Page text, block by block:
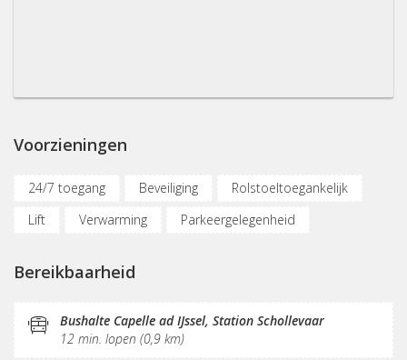
Voorzieningen
24/7 toegang Beveiliging
Rolstoeltoegankelijk
Lift
Verwarming
Parkeergelegenheid
(Flex)werkplekken
Internetmogelijkheden
Glasvezel
KVK-inschrijving
Sociaal hart
Restaurant
Bereikbaarheid
Bushalte Capelle ad IJssel, Station Schollevaar
12 min. lopen (0,9 km)